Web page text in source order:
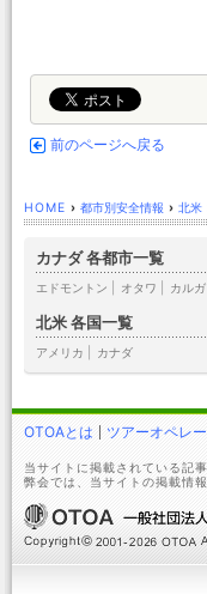
前のページへ戻る
HOME › 都市別安全情報 › 北米
カナダ 各都市一覧
エドモントン オタワ カル
北米 各国一覧
アメリカ カナダ
OTOAとは ツアーオペレ
当サイトに掲載されている記
弊会では、当サイトの掲載情